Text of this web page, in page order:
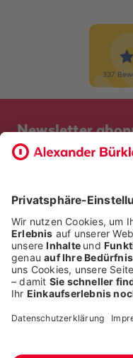
Newsletter
Bevor Sie sich
ICH BIN BEREITS
ICH BIN KEIN